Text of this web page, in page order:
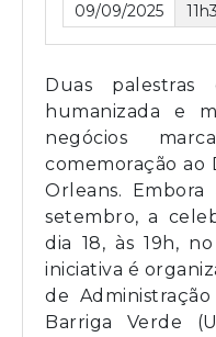
09/09/2025
Duas
humanizada e
negócios
comemoração ao
Orleans.
setembro, a
dia 18, às 19h,
iniciativa é
de
Barriga Verde